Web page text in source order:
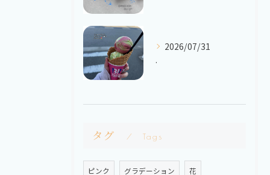
2026/07/31
.
タグ Tags
ピンク グラデーション 花